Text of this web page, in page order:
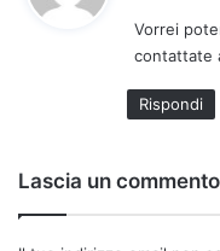
Vorrei
contattate
Rispondi
Lascia un commento